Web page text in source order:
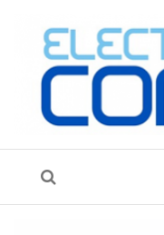
COMPEL